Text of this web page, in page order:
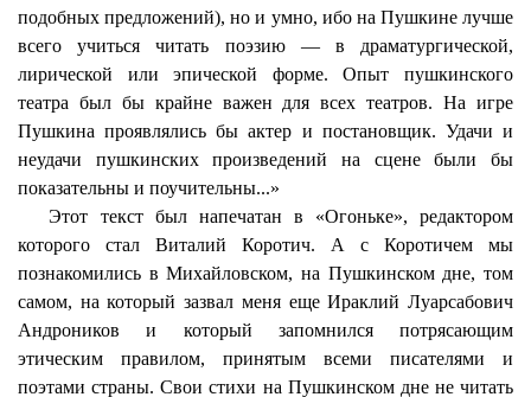
подобных предложений), но и умно, ибо на Пушкине лучше
всего учиться читать поэзию — в драматургической,
лирической или эпической форме. Опыт пушкинского
театра был бы крайне важен для всех театров. На игре
Пушкина проявлялись бы актер и постановщик. Удачи и
неудачи пушкинских произведений на сцене были бы
показательны и поучительны...»
Этот текст был напечатан в «Огоньке», редактором
которого стал Виталий Коротич. А с Коротичем мы
познакомились в Михайловском, на Пушкинском дне, том
самом, на который зазвал меня еще Ираклий Луарсабович
Андроников и который запомнился потрясающим
этическим правилом, принятым всеми писателями и
поэтами страны. Свои стихи на Пушкинском дне не читать